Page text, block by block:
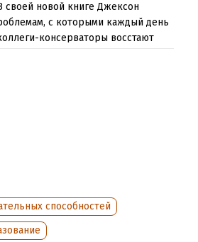
своей новой книге Джексон
с которыми каждый день
консерваторы восстают
с самыми разными детьми;
Елена Лидовская
чтение:
способностей